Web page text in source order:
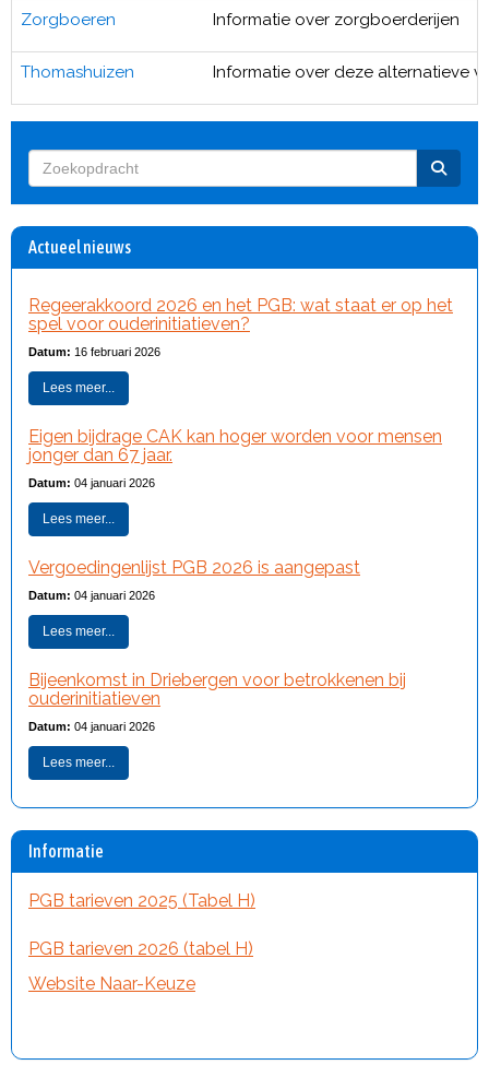
Zorgboeren Informatie over zorgboerderijen
Thomashuizen Informatie over deze alternatieve
Actueel nieuws
Regeerakkoord 2026 en het PGB: wat staat er op het
spel voor ouderinitiatieven?
Datum: 16 februari 2026
Lees meer...
Eigen bijdrage CAK kan hoger worden voor mensen
jonger dan 67 jaar.
Datum: 04 januari 2026
Lees meer...
Vergoedingenlijst PGB 2026 is aangepast
Datum: 04 januari 2026
Lees meer...
Bijeenkomst in Driebergen voor betrokkenen bij
ouderinitiatieven
Datum: 04 januari 2026
Lees meer...
Informatie
PGB tarieven 2025 (Tabel H)
PGB tarieven 2026 (tabel H)
Website Naar-Keuze